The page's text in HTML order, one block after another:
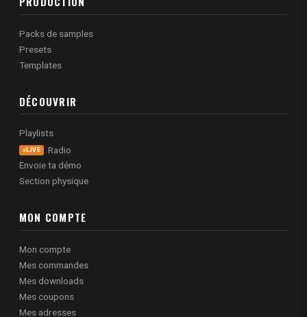
Packs de samples
Presets
Templates
DÉCOUVRIR
Playlists
LIVE
Radio
Envoie ta démo
Section physique
MON COMPTE
Mon compte
Mes commandes
Mes downloads
Mes coupons
Mes adresses